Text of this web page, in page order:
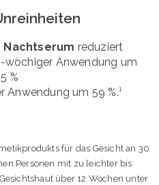
Nachtserum reduziert
wöchiger Anwendung um
%
Anwendung um 59 %.¹
für das Gesicht an 30
Personen mit zu leichter bis
über 12 Wochen unter